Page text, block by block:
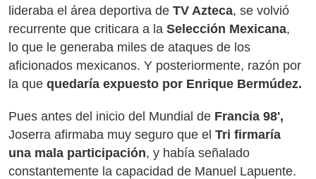
lideraba el área deportiva de TV Azteca, se volvió
recurrente que criticara a la Selección Mexicana,
lo que le generaba miles de ataques de los
aficionados mexicanos. Y posteriormente, razón por
la que quedaría expuesto por Enrique Bermúdez.
Pues antes del inicio del Mundial de Francia 98',
Joserra afirmaba muy seguro que el Tri firmaría
una mala participación, y había señalado
constantemente la capacidad de Manuel Lapuente.